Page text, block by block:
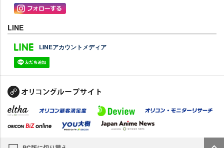
LINE
LINEアカウントメディア